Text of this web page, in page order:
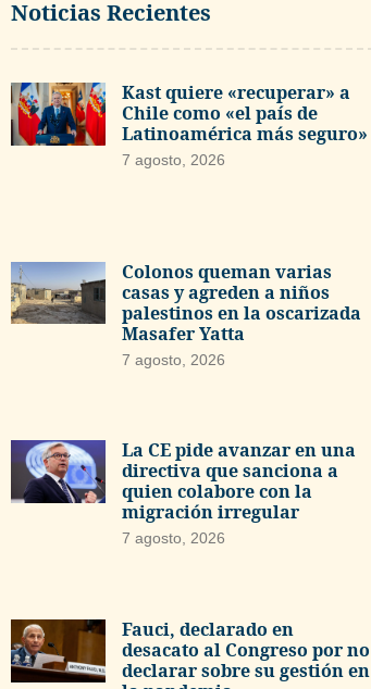
Noticias Recientes
Kast quiere «recuperar» a
Chile como «el país de
Latinoamérica más seguro»
7 agosto, 2026
Colonos queman varias
casas y agreden a niños
palestinos en la oscarizada
Masafer Yatta
7 agosto, 2026
La CE pide avanzar en una
directiva que sanciona a
quien colabore con la
migración irregular
7 agosto, 2026
Fauci, declarado en
desacato al Congreso por no
declarar sobre su gestión en